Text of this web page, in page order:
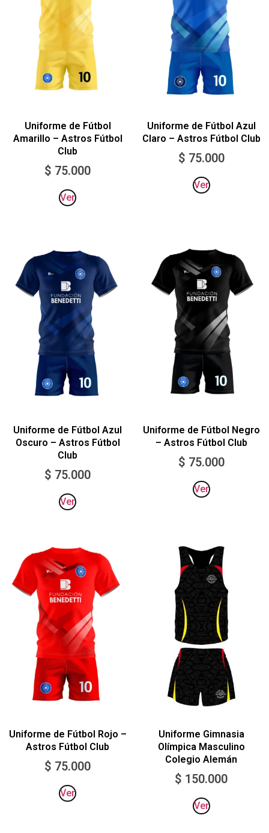
Uniforme de Fútbol
Amarillo – Astros Fútbol
Club
$ 75.000
Ver
Uniforme de Fútbol Azul
Claro – Astros Fútbol Club
$ 75.000
Ver
Uniforme de Fútbol Azul
Oscuro – Astros Fútbol
Club
$ 75.000
Ver
Uniforme de Fútbol Negro
– Astros Fútbol Club
$ 75.000
Ver
Uniforme de Fútbol Rojo –
Astros Fútbol Club
$ 75.000
Ver
Uniforme Gimnasia
Olímpica Masculino
Colegio Alemán
$ 150.000
Ver